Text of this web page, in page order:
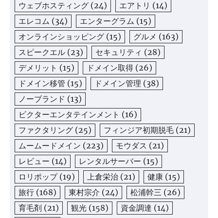
ウェブホスティング (24) エアトリ (14)
エレコム (34) エンターグラム (15)
オンラインショッピング (15) グルメ (163)
スピークエル (23) セキュリティ (28)
デメリット (15) ドメイン取得 (26)
ドメイン移管 (15) ドメイン管理 (38)
ノーブランド (13)
ビクターエンタテインメント (16)
ファクタリング (25) フィンジア初期脱毛 (21)
ムームードメイン (223) モウダス (21)
レビュー (14) レンタルサーバー (15)
ロリポップ(19) 上倉栄治 (21) 健康 (15)
旅行 (168) 東村宗介 (24) 松浦幹三 (26)
育毛剤 (21) 観光 (158) 資金調達 (14)